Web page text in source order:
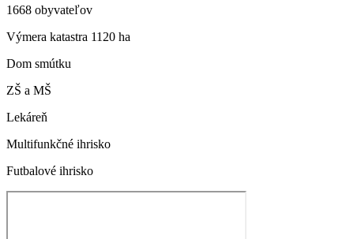
1668 obyvateľov
Výmera katastra 1120 ha
Dom smútku
ZŠ a MŠ
Lekáreň
Multifunkčné ihrisko
Futbalové ihrisko